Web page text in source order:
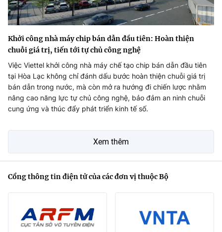
Khởi công nhà máy chip bán dẫn đầu tiên: Hoàn thiện
chuỗi giá trị, tiến tới tự chủ công nghệ
Việc Viettel khởi công nhà máy chế tạo chip bán dẫn đầu tiên
tại Hòa Lạc không chỉ đánh dấu bước hoàn thiện chuỗi giá trị
bán dẫn trong nước, mà còn mở ra hướng đi chiến lược nhằm
nâng cao năng lực tự chủ công nghệ, bảo đảm an ninh chuỗi
cung ứng và thúc đẩy phát triển kinh tế số.
Xem thêm
Cổng thông tin điện tử của các đơn vị thuộc Bộ